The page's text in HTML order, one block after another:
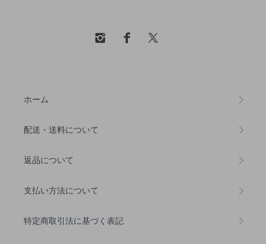
ホーム
配送・送料について
返品について
支払い方法について
特定商取引法に基づく表記